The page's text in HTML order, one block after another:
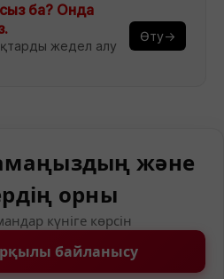
ба? Онда
жедел алу
Өту→
және
орны
күніге көрсін
байланысу